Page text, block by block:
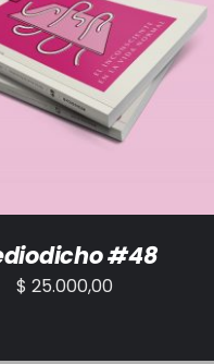
CARRITO / DETALLES
#48
$ 25.000,00